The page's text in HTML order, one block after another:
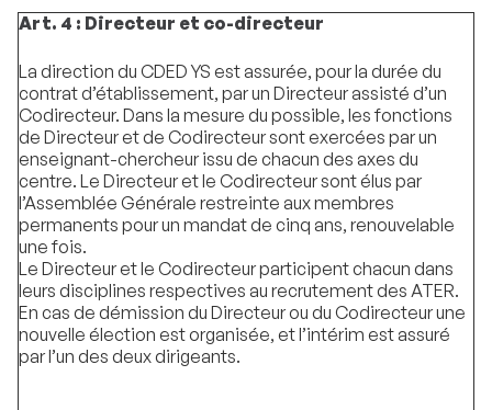
Art. 4 : Directeur et co-directeur
La direction du CDED YS est assurée, pour la durée du
contrat d’établissement, par un Directeur assisté d’un
Codirecteur. Dans la mesure du possible, les fonctions
de Directeur et de Codirecteur sont exercées par un
enseignant-chercheur issu de chacun des axes du
centre. Le Directeur et le Codirecteur sont élus par
l’Assemblée Générale restreinte aux membres
permanents pour un mandat de cinq ans, renouvelable
une fois.
Le Directeur et le Codirecteur participent chacun dans
leurs disciplines respectives au recrutement des ATER.
En cas de démission du Directeur ou du Codirecteur une
nouvelle élection est organisée, et l’intérim est assuré
par l’un des deux dirigeants.